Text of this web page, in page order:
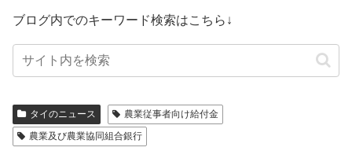
ブログ内でのキーワード検索はこちら↓
タイのニュース
農業従事者向け給付金
農業及び農業協同組合銀行